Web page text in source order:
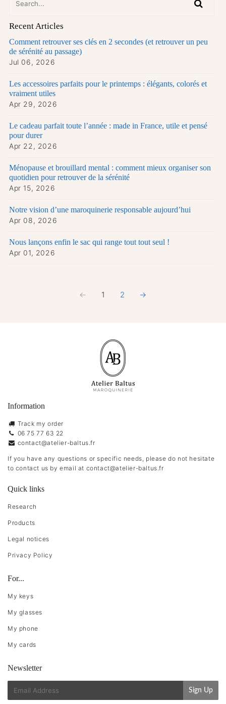
Recent Articles
Comment retrouver ses clés en 2 secondes (et retrouver un peu
de sérénité au passage)
Jul 06, 2026
Les accessoires parfaits pour le printemps : élégants, colorés et
vraiment utiles
Apr 29, 2026
Le cadeau parfait toute l’année : made in France, utile et pensé
pour durer
Apr 22, 2026
Ménopause et brouillard mental : comment mieux organiser son
quotidien pour retrouver de la sérénité
Apr 15, 2026
Notre vision d’une maroquinerie responsable aujourd’hui
Apr 08, 2026
Nous lançons enfin le sac qui range tout tout seul !
Apr 01, 2026
← 1 2 →
Information
Track my order
06 75 77 63 22
contact@atelier-baltus.fr
If you have any questions or specific needs, please do not hesitate
to contact us by email at contact@atelier-baltus.fr
Quick links
Research
Products
Legal notices
Privacy Policy
For...
My keys
My glasses
My phone
My cards
Newsletter
mail
Sign Up